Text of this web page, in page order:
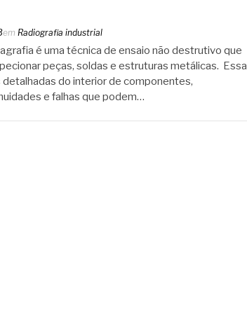
em Radiografia industrial
é uma técnica de ensaio não destrutivo que
peças, soldas e estruturas metálicas. Essa
do interior de componentes,
e falhas que podem…